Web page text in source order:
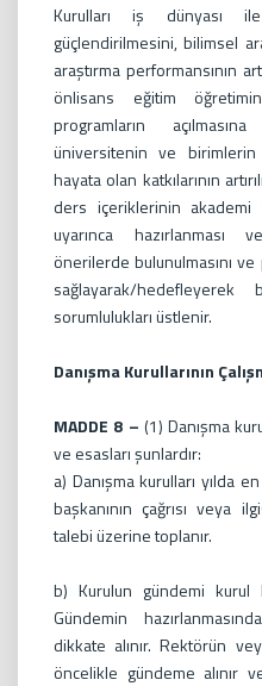
Kurulları iş dünyası
güçlendirilmesini, bilimsel
araştırma performansının
önlisans eğitim
programların
üniversitenin ve
hayata olan katkılarının
ders içeriklerinin akademi
uyarınca hazırlanması
önerilerde bulunulmasını ve
sağlayarak/
sorumlulukları üstlenir.
Danışma Kurullarının
MADDE 8 – (1) Danışma
ve esasları şunlardır:
a) Danışma kurulları yılda
başkanının çağrısı veya
talebi üzerine toplanır.
b) Kurulun gündemi kurul
Gündemin
dikkate alınır. Rektörün
öncelikle gündeme alınır